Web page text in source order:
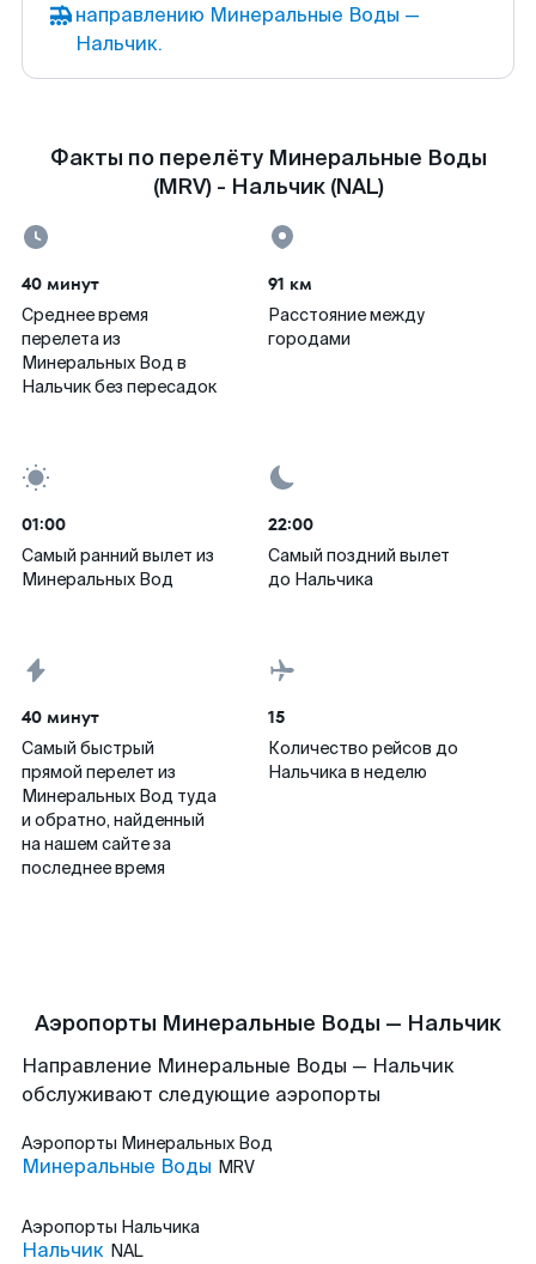
направлению Минеральные Воды —
Нальчик.
Факты по перелёту Минеральные Воды
(MRV) - Нальчик (NAL)
40 минут
Среднее время
перелета из
Минеральных Вод в
Нальчик без пересадок
91 км
Расстояние между
городами
01:00
Самый ранний вылет из
Минеральных Вод
22:00
Самый поздний вылет
до Нальчика
40 минут
Самый быстрый
прямой перелет из
Минеральных Вод туда
и обратно, найденный
на нашем сайте за
последнее время
15
Количество рейсов до
Нальчика в неделю
Аэропорты Минеральные Воды — Нальчик
Направление Минеральные Воды — Нальчик
обслуживают следующие аэропорты
Аэропорты Минеральных Вод
Минеральные Воды MRV
Аэропорты Нальчика
Нальчик NAL